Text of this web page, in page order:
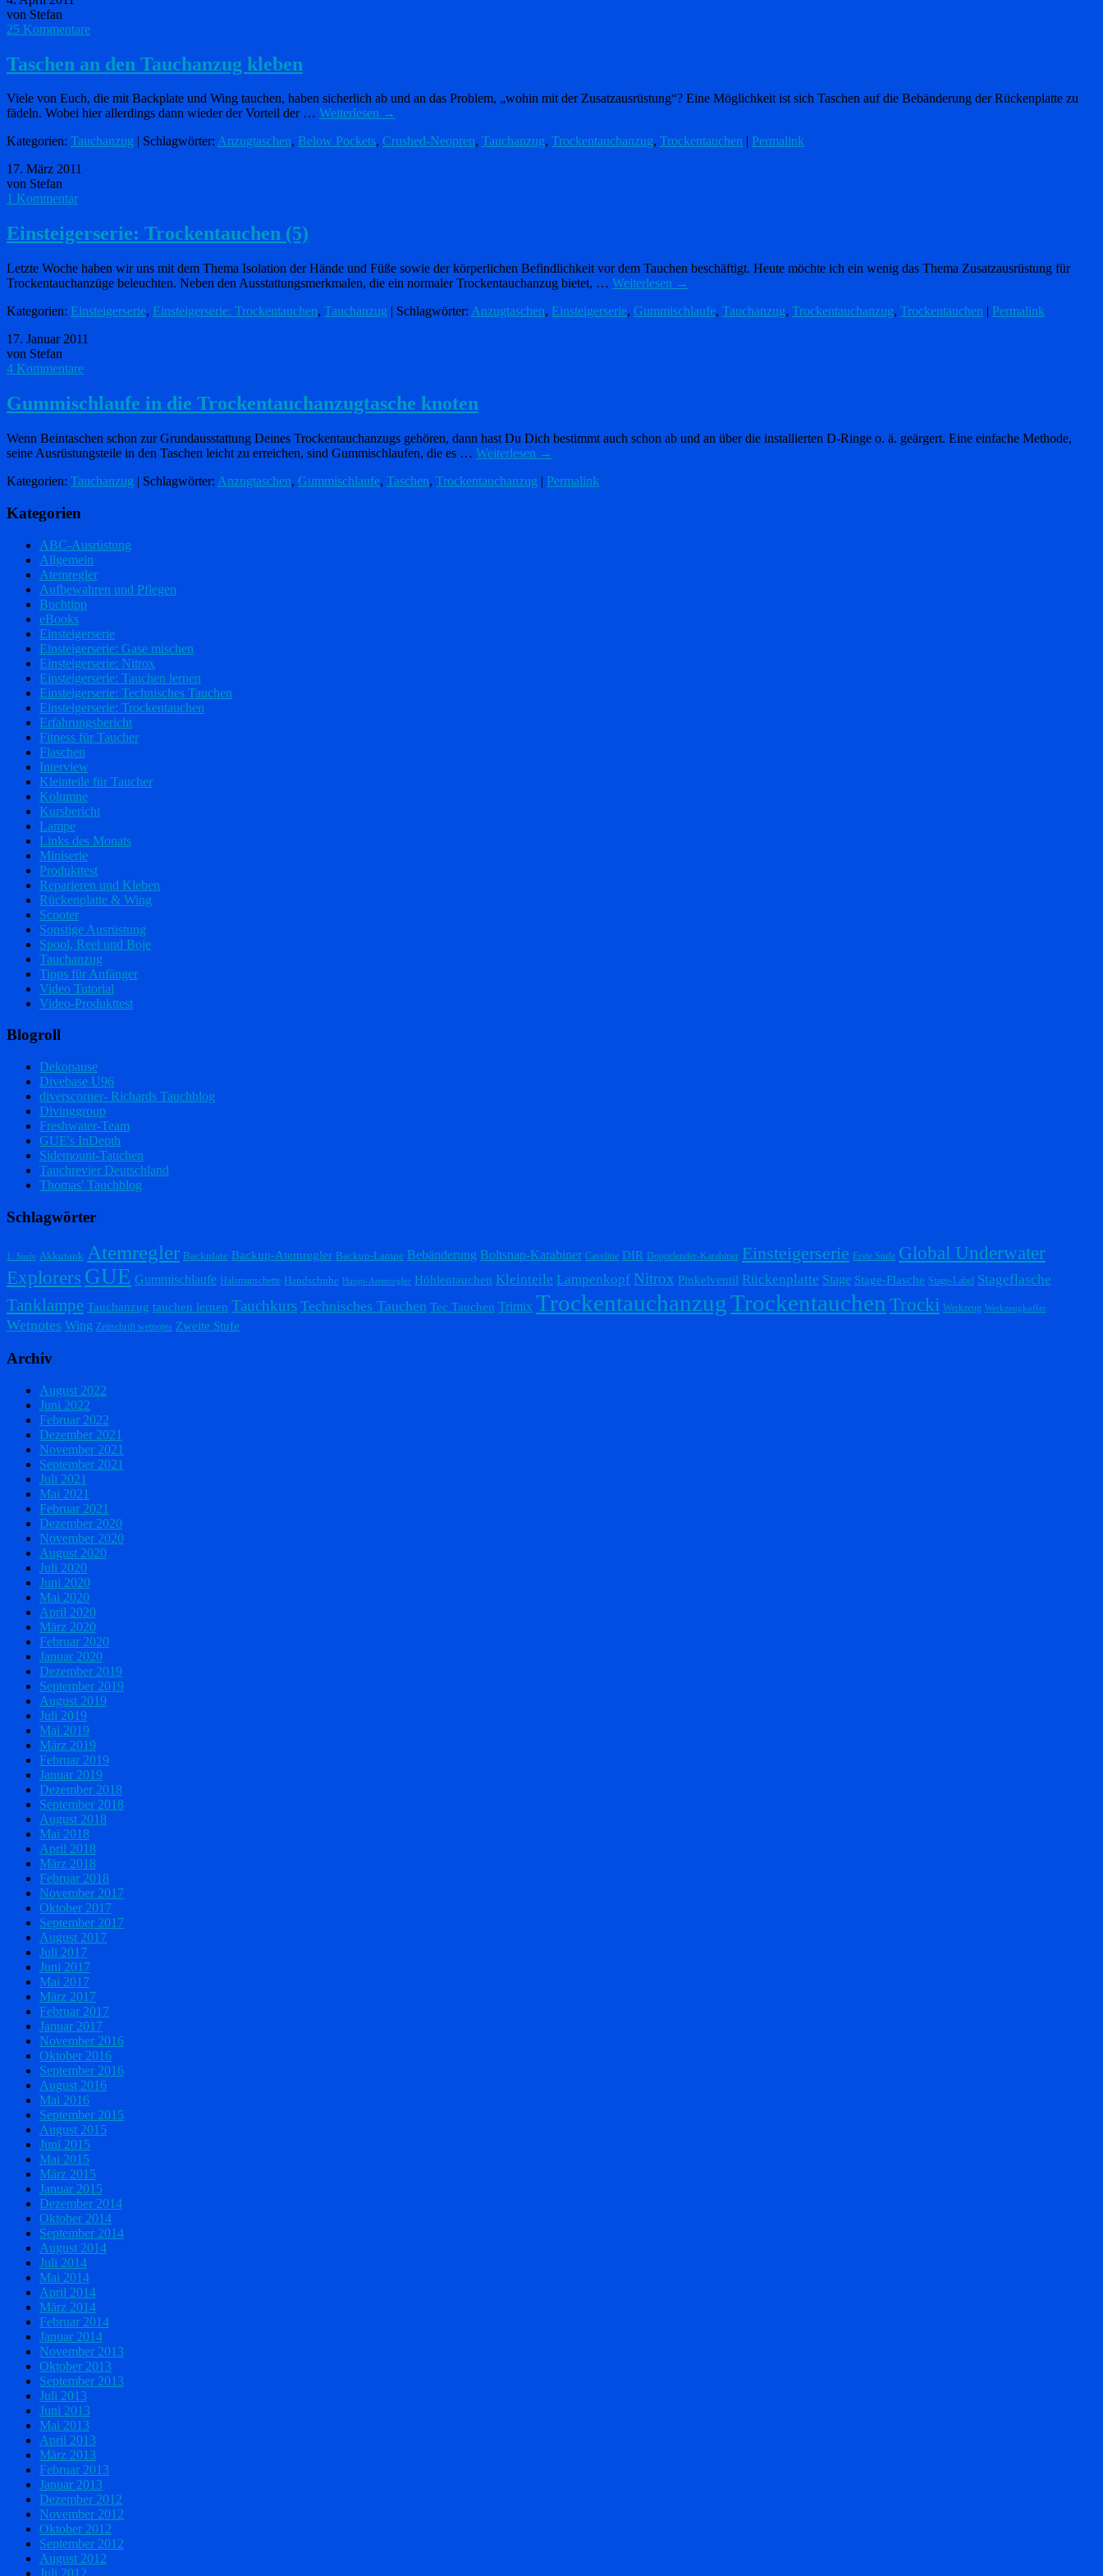
von Stefan
25 Kommentare
Taschen an den Tauchanzug kleben
Viele von Euch, die mit Backplate und Wing tauchen, haben sicherlich ab und an das Problem, „wohin mit der Zusatzausrüstung“? Eine Möglichkeit ist sich Taschen auf die Bebänderung der Rückenplatte zu
fädeln. Wobei hier allerdings dann wieder der Vorteil der … Weiterlesen →
Kategorien: Tauchanzug | Schlagwörter: Anzugtaschen, Below Pockets, Crushed-Neopren, Tauchanzug, Trockentauchanzug, Trockentauchen
Permalink
17. März 2011
von Stefan
1 Kommentar
Einsteigerserie: Trockentauchen (5)
Letzte Woche haben wir uns mit dem Thema Isolation der Hände und Füße sowie der körperlichen Befindlichkeit vor dem Tauchen beschäftigt. Heute möchte ich ein wenig das Thema Zusatzausrüstung für
Trockentauchanzüge beleuchten. Neben den Ausstattungsmerkmalen, die ein normaler Trockentauchanzug bietet, … Weiterlesen →
Kategorien: Einsteigerserie, Einsteigerserie: Trockentauchen, Tauchanzug | Schlagwörter: Anzugtaschen, Einsteigerserie, Gummischlaufe, Tauchanzug, Trockentauchanzug, Trockentauchen | Permalink
17. Januar 2011
von Stefan
4 Kommentare
Gummischlaufe in die Trockentauchanzugtasche knoten
Wenn Beintaschen schon zur Grundausstattung Deines Trockentauchanzugs gehören, dann hast Du Dich bestimmt auch schon ab und an über die installierten D-Ringe o. ä. geärgert. Eine einfache Methode,
seine Ausrüstungsteile in den Taschen leicht zu erreichen, sind Gummischlaufen, die es … Weiterlesen →
Kategorien: Tauchanzug | Schlagwörter: Anzugtaschen, Gummischlaufe, Taschen, Trockentauchanzug | Permalink
Kategorien
ABC-Ausrüstung
Allgemein
Atemregler
Aufbewahren und Pflegen
Buchtipp
eBooks
Einsteigerserie
Einsteigerserie: Gase mischen
Einsteigerserie: Nitrox
Einsteigerserie: Tauchen lernen
Einsteigerserie: Technisches Tauchen
Einsteigerserie: Trockentauchen
Erfahrungsbericht
Fitness für Taucher
Flaschen
Interview
Kleinteile für Taucher
Kolumne
Kursbericht
Lampe
Links des Monats
Miniserie
Produkttest
Reparieren und Kleben
Rückenplatte & Wing
Scooter
Sonstige Ausrüstung
Spool, Reel und Boje
Tauchanzug
Tipps für Anfänger
Video Tutorial
Video-Produkttest
Blogroll
Dekopause
Divebase U96
diverscorner- Richards Tauchblog
Divinggroup
Freshwater-Team
GUE's InDepth
Sidemount-Tauchen
Tauchrevier Deutschland
Thomas' Tauchblog
Schlagwörter
1. Stufe Akkutank Atemregler Backplate Backup-Atemregler Backup-Lampe Bebänderung Boltsnap-Karabiner Caveline DIR Doppelender-Karabiner Einsteigerserie Erste Stufe Global Underwater
Explorers GUE Gummischlaufe Halsmanschette Handschuhe Haupt-Atemregler Höhlentauchen Kleinteile Lampenkopf Nitrox Pinkelventil Rückenplatte Stage Stage-Flasche Stage-Label Stageflasche
Tanklampe Tauchanzug tauchen lernen Tauchkurs Technisches Tauchen Tec Tauchen Trimix TrockentauchanzugTrockentauchen Trocki Werkzeug Werkzeugkoffer
Wetnotes Wing Zeitschrift wetnotes Zweite Stufe
Archiv
August 2022
Juni 2022
Februar 2022
Dezember 2021
November 2021
September 2021
Juli 2021
Mai 2021
Februar 2021
Dezember 2020
November 2020
August 2020
Juli 2020
Juni 2020
Mai 2020
April 2020
März 2020
Februar 2020
Januar 2020
Dezember 2019
September 2019
August 2019
Juli 2019
Mai 2019
März 2019
Februar 2019
Januar 2019
Dezember 2018
September 2018
August 2018
Mai 2018
April 2018
März 2018
Februar 2018
November 2017
Oktober 2017
September 2017
August 2017
Juli 2017
Juni 2017
Mai 2017
März 2017
Februar 2017
Januar 2017
November 2016
Oktober 2016
September 2016
August 2016
Mai 2016
September 2015
August 2015
Juni 2015
Mai 2015
März 2015
Januar 2015
Dezember 2014
Oktober 2014
September 2014
August 2014
Juli 2014
Mai 2014
April 2014
März 2014
Februar 2014
Januar 2014
November 2013
Oktober 2013
September 2013
Juli 2013
Juni 2013
Mai 2013
April 2013
März 2013
Februar 2013
Januar 2013
Dezember 2012
November 2012
Oktober 2012
September 2012
August 2012
Juli 2012